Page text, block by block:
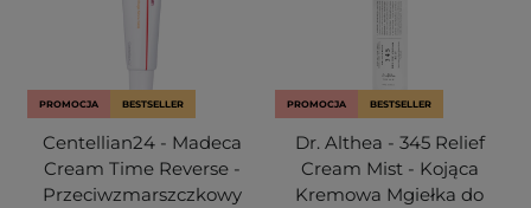
PROMOCJA BESTSELLER
Centellian24 - Madeca
Cream Time Reverse -
Przeciwzmarszczkowy
PROMOCJA BESTSELLER
Dr. Althea - 345 Relief
Cream Mist - Kojąca
Kremowa Mgiełka do